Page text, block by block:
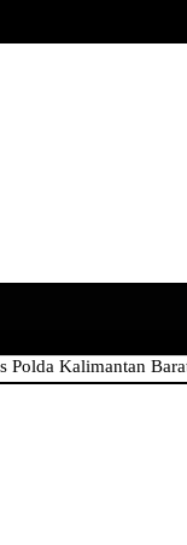
Barat